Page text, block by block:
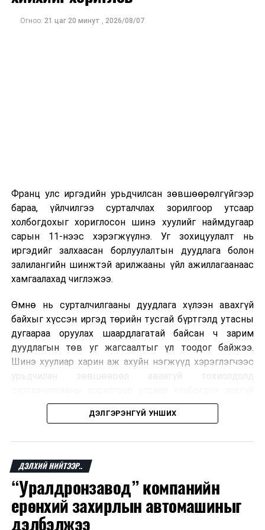
хөгжлийн бэрхшээлтэй иргэдийг гол, усны
ойролцоо ганцааранг нь үлдээхгүй байх
Огноо: 21 цаг 20 минут , 2026/08/07
Франц улс иргэдийн урьдчилсан зөвшөөрөлгүйгээр
бараа, үйлчилгээ сурталчлах зорилгоор утсаар
холбогдохыг хориглосон шинэ хуулийг наймдугаар
сарын 11-нээс хэрэгжүүлнэ. Уг зохицуулалт нь
иргэдийг залхаасан борлуулалтын дуудлага болон
залилангийн шинжтэй арилжааны үйл ажиллагаанаас
хамгаалахад чиглэжээ.
Өмнө нь сурталчилгааны дуудлага хүлээн авахгүй
байхыг хүссэн иргэд төрийн тусгай бүртгэлд утасны
дугаараа оруулах шаардлагатай байсан ч зарим
дуудлагын төв уг жагсаалтыг үл тоодог байжээ.
Шинэ хуулиар харин аж ахуйн нэгжүүд хэрэглэгчээс
урьдчилан зөвшөөрөл аваагүй тохиолдолд
болно. Иргэн өгсөн зөвшөөрлөө хүссэн үедээ цуцлах
Францын эрх баригчдын тооцоолсноор тус улсын
иргэдийн дөрөвний гурав орчим нь долоо хоног бүр
дор хаяж нэг удаа хүсээгүй сурталчилгааны дуудлага
хүлээн авдаг бөгөөд олон хүн үүнээс ч олон
дуудлагад өртдөг байна. Хэрэглэгчийн эрхийг
хамгаалах 11 байгууллага 2024 онд хамтран
ДЭЛГЭРЭНГҮЙ УНШИХ
ДЭЛХИЙ НИЙТЭЭР..
“Уралдронзавод” компанийн
ерөнхий захирлын автомашиныг
дэлбэлжээ